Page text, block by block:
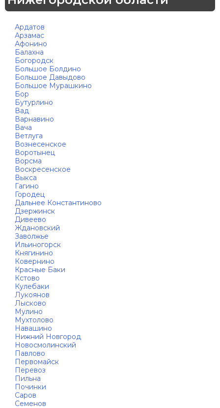
Ардатов
Арзамас
Афонино
Балахна
Богородск
Большое Болдино
Большое Давыдово
Большое Мурашкино
Бор
Бутурлино
Вад
Варнавино
Вача
Ветлуга
Вознесенское
Воротынец
Ворсма
Воскресенское
Выкса
Гагино
Городец
Дальнее Константиново
Дзержинск
Дивеево
Ждановский
Заволжье
Ильиногорск
Княгинино
Ковернино
Красные Баки
Кстово
Кулебаки
Лукоянов
Лысково
Мулино
Мухтолово
Навашино
Нижний Новгород
Новосмолинский
Павлово
Первомайск
Перевоз
Пильна
Починки
Саров
Семенов